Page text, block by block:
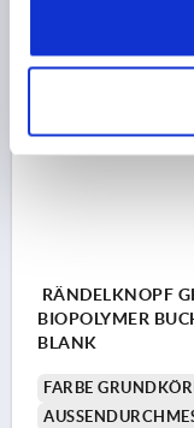
RÄNDELKNOPF
BIOPOLYMER
BLANK
FARBE